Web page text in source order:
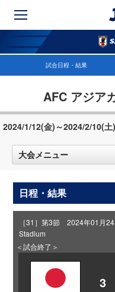
試合日程・結果
AFC アジア
2024/1/12(金)～2024/2/10(土)
大会メニュー
日程・結果
［31］第3節 2024年01月
Stadium
＜試合終了＞
3